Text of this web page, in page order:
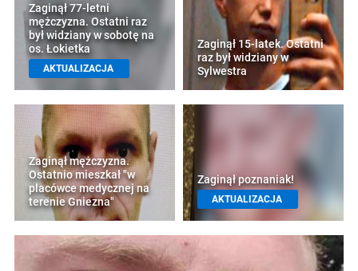
Zaginął 77-letni
mężczyzna. Ostatni raz
był widziany w sobotę na
os. Łokietka
AKTUALIZACJA
Zaginął 15-latek. Ostatni
raz był widziany w
Sylwestra
Zaginął mężczyzna.
Ostatnio mieszkał "w
placówce medycznej na
terenie Gniezna"
Zaginął poznaniak!
AKTUALIZACJA